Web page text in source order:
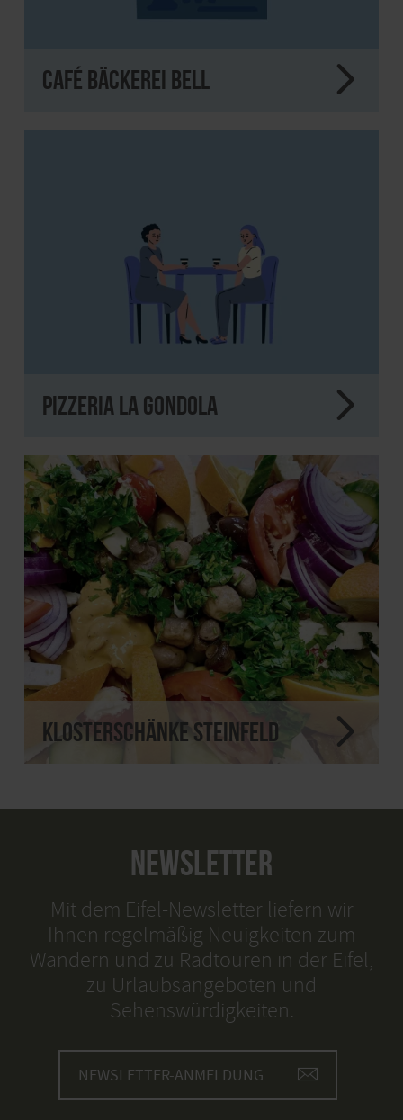
Café Bäckerei Bell
Pizzeria La Gondola
Klosterschänke Steinfeld
NEWSLETTER
Mit dem Eifel-Newsletter liefern wir
Ihnen regelmäßig Neuigkeiten zum
Wandern und zu Radtouren in der Eifel,
zu Urlaubsangeboten und
Sehenswürdigkeiten.
NEWSLETTER-ANMELDUNG